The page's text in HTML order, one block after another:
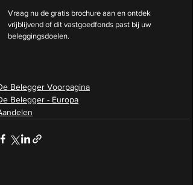
Vraag nu de gratis brochure aan en ontdek
vrijblijvend of dit vastgoedfonds past bij uw
beleggingsdoelen.
Belegger Voorpagina
Belegger - Europa